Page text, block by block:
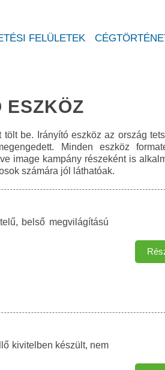
FELÜLETEK
ESZKÖZ
be. Irányító eszköz az ország
Minden eszköz
image kampány részeként is
számára jól láthatóak.
belső megvilágítású
kivitelben készült, nem